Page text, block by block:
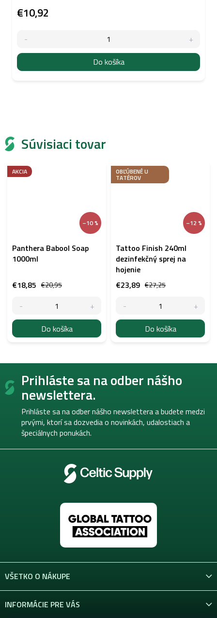
Súvisiaci tovar
AKCIA
–10 %
Panthera Babool Soap
1000ml
€20,95
€18,85
Do košíka
OBĽÚBENÉ U
TATÉROV
–12 %
Tattoo Finish 240ml
dezinfekčný sprej na
hojenie
€27,25
€23,89
Do košíka
€10,92
Do košíka
Z
Prihláste sa na odber nášho
newslettera.
Prihláste sa na odber nášho newslettera a budete medzi
prvými, ktorí sa dozvedia o novinkách, udalostiach a
špeciálnych ponukách.
VŠETKO O NÁKUPE
INFORMÁCIE PRE VÁS